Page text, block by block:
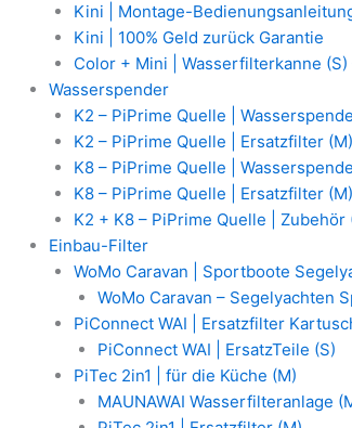
Kini | Montage-
Kini | 100% Geld zurück Garantie
Color + Mini | Wasserfilterkanne (S)
Wasserspender
K2 – PiPrime Quelle |
K2 – PiPrime Quelle | Ersatzfilter (M)
K8 – PiPrime Quelle |
K8 – PiPrime Quelle | Ersatzfilter (M)
K2 + K8 – PiPrime Quelle | Zubehör
Einbau-Filter
WoMo Caravan | Sportboote
WoMo Caravan – Segelyachten
PiConnect WAI | Ersatzfilter
PiConnect WAI | ErsatzTeile (S)
PiTec 2in1 | für die Küche (M)
MAUNAWAI Wasserfilteranlage